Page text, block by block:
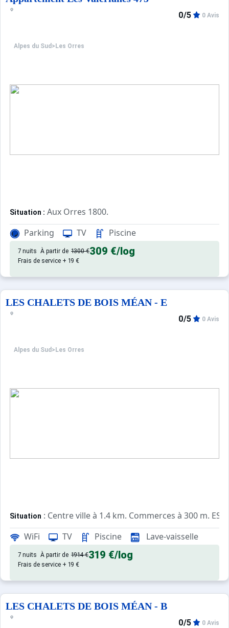
Alpes du Sud > Les Orres
0/5 0 Avis
Situation : Aux Orres 1800.
Appartement de particulier :Confortable et tout équipé.
Parking TV Piscine
7 nuits À partir de 1300 €309 €/log
Frais de service + 19 €
LES CHALETS DE BOIS MÉAN - E
Alpes du Sud > Les Orres
0/5 0 Avis
Situation : Centre ville à 1.4 km. Commerces à 300 m.
Appartement de particulier : Appartements confortables et
WiFi TV Piscine Lave-vaisselle
7 nuits À partir de 1914 €319 €/log
Frais de service + 19 €
LES CHALETS DE BOIS MÉAN - B
0/5 0 Avis